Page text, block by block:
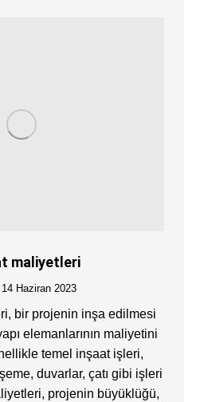
maliyetleri
14 Haziran 2023
bir projenin inşa edilmesi
elemanlarının maliyetini
temel inşaat işleri,
duvarlar, çatı gibi işleri
projenin büyüklüğü,